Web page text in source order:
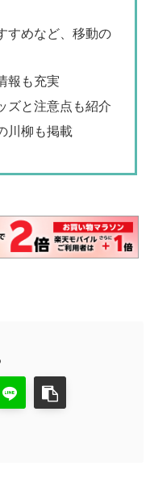
すめなど、移動の
報も充実
ズと注意点も紹介
川柳も掲載